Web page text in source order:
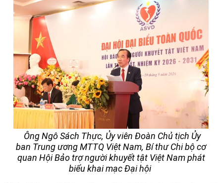
Ông Ngô Sách Thực, Ủy viên Đoàn Chủ tịch Ủy
ban Trung ương MTTQ Việt Nam, Bí thư Chi bộ cơ
quan Hội Bảo trợ người khuyết tật Việt Nam phát
biểu khai mạc Đại hội